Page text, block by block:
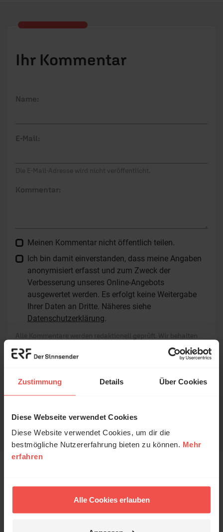
Zustimmung Details Über Cookies
Diese Webseite verwendet Cookies
Diese Website verwendet Cookies, um dir die
bestmögliche Nutzererfahrung bieten zu können. Mehr
erfahren
Alle Cookies erlauben
Ihr Kommentar
Name:
E-Mail:
Die E-Mail-Adresse wird nicht veröffentlicht.
Kommentar:
Meinen Kommentar nicht öffentlich teilen.
Ich bin damit einverstanden, dass meine Angaben
anonymisiert erfasst und zum Zweck der
Verbesserung unseres Online-Angebots
ausgewertet werden. Es erfolgt keine Weitergabe
Ihrer Daten an Dritte. Näheres siehe
Datenschutzerklärung.
Alle Kommentare werden redaktionell geprüft. Wir behalten
Veröffentlichung besteht nicht. Bitte beachten Sie beim
Das könnte Sie auch
interessieren